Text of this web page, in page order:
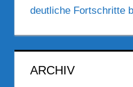
deutliche Fortschritte
ARCHIV